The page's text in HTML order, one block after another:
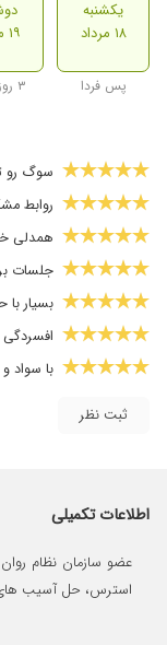
یکشنبه
۱۸ مرداد
پس فردا
۱۹ مرداد
۳ روز دیگر
سوگ رو
روابط
همدلی
جلسات
بسیار
افسردگی
با سواد
از
علت
ثبت نظر
اطلاعات تکمیلی
عضو سازمان نظام
استرس، حل آسیب های